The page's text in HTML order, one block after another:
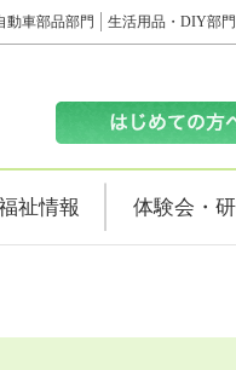
動車部品部門 生活用品・DIY部門
祉情報 体験会・